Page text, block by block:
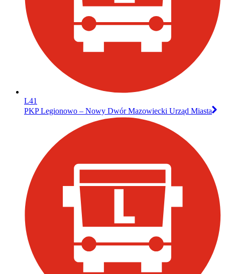
L41
PKP Legionowo – Nowy Dwór Mazowiecki Urząd Miasta